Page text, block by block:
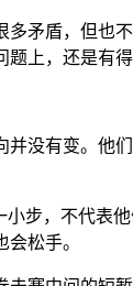
多矛盾，但也
上，还是有得
并没有变。他
步，不代表他
松手。